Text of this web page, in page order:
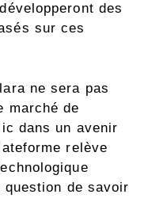
des
sur ces
ne sera pas
marché de
dans un avenir
relève
question de savoir